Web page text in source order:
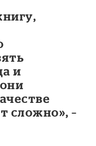
и
сложно», –